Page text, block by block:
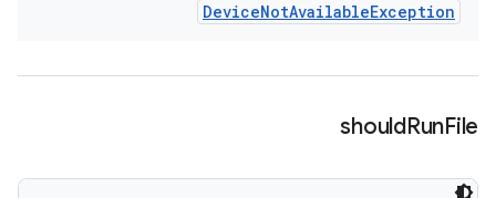
DeviceNotAvailableException
shouldRunFile